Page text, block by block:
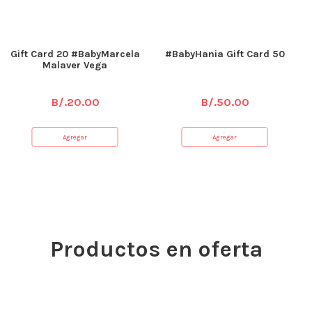
Gift Card 20 #BabyMarcela
Malaver Vega
B/.20.00
Agregar
#BabyHania Gift Card 50
B/.50.00
Agregar
Productos en oferta